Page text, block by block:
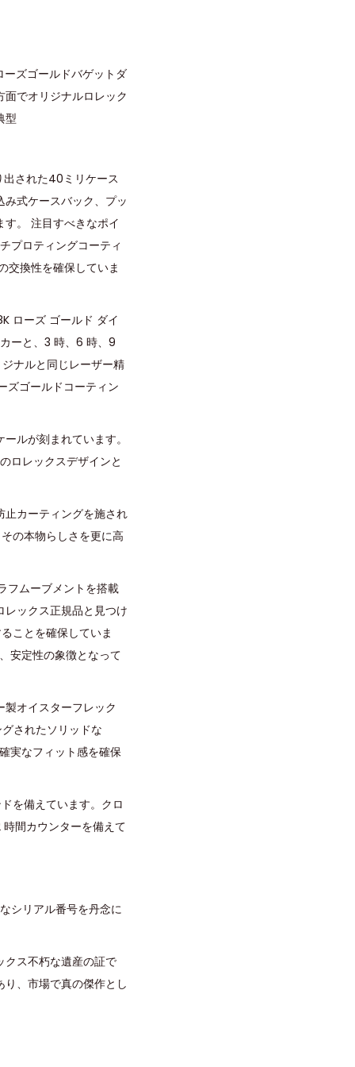
ズゴールドバゲットダ
でオリジナルロレック
型
された40ミリケース
式ケースバック、プッ
。 注目すべきなポイ
プロティングコーティ
交換性を確保していま
ローズ ゴールド ダイ
ーと、3 時、6 時、9
ナルと同じレーザー精
ズゴールドコーティン
ルが刻まれています。
ロレックスデザインと
止カーティングを施され
の本物らしさを更に高
フムーブメントを搭載
ックス正規品と見つけ
ことを確保していま
安定性の象徴となって
オイスターフレック
されたソリッドな
実なフィット感を確保
を備えています。クロ
間カウンターを備えて
シリアル番号を丹念に
クス不朽な遺産の証で
、市場で真の傑作とし